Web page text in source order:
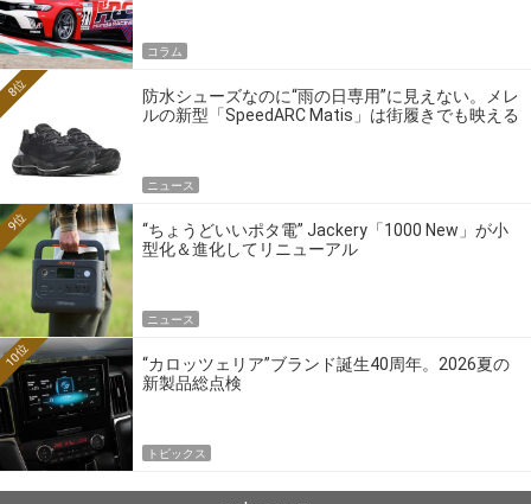
コラム
防水シューズなのに“雨の日専用”に見えない。メレ
ルの新型「SpeedARC Matis」は街履きでも映える
8位
ニュース
“ちょうどいいポタ電” Jackery「1000 New」が小
型化＆進化してリニューアル
9位
ニュース
“カロッツェリア”ブランド誕生40周年。2026夏の
新製品総点検
10位
トピックス